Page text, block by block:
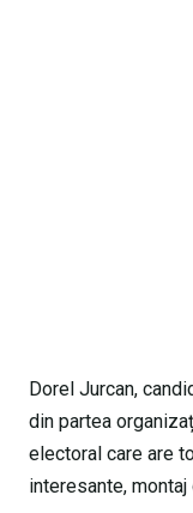
Dorel Jurcan,
din partea
electoral care are
interesante, montaj